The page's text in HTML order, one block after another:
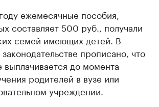
ежемесячные пособия,
составляет 500 руб., получали
семей имеющих детей. В
прописано, что
выплачивается до момента
родителей в вузе или
учреждении.